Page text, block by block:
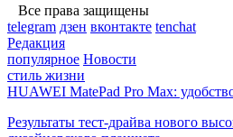
Все права защищены
telegram дзен вконтакте tenchat
Редакция
популярное Новости
стиль жизни
HUAWEI MatePad Pro Max:
Результаты тест-драйва нового